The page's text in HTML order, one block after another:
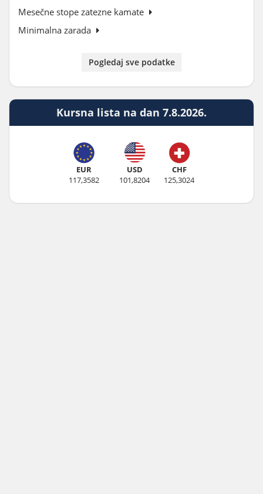
Mesečne stope zatezne kamate
Minimalna zarada
Pogledaj sve podatke
Kursna lista na dan 7.8.2026.
EUR
117,3582
USD
101,8204
CHF
125,3024